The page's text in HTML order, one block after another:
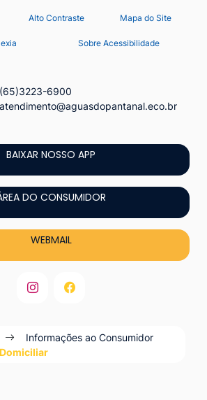
Alto Contraste Mapa do Site
Sobre Acessibilidade
(65)3223-6900
atendimento@aguasdopantanal.eco.br
BAIXAR NOSSO APP
DO CONSUMIDOR
WEBMAIL
Informações ao Consumidor